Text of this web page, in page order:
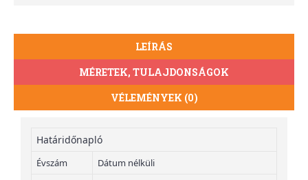
LEÍRÁS
MÉRETEK, TULAJDONSÁGOK
VÉLEMÉNYEK (0)
Határidőnapló
Évszám
Dátum nélküli